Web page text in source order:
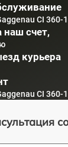
CI 360-
наш счет,
курьера
CI 360-